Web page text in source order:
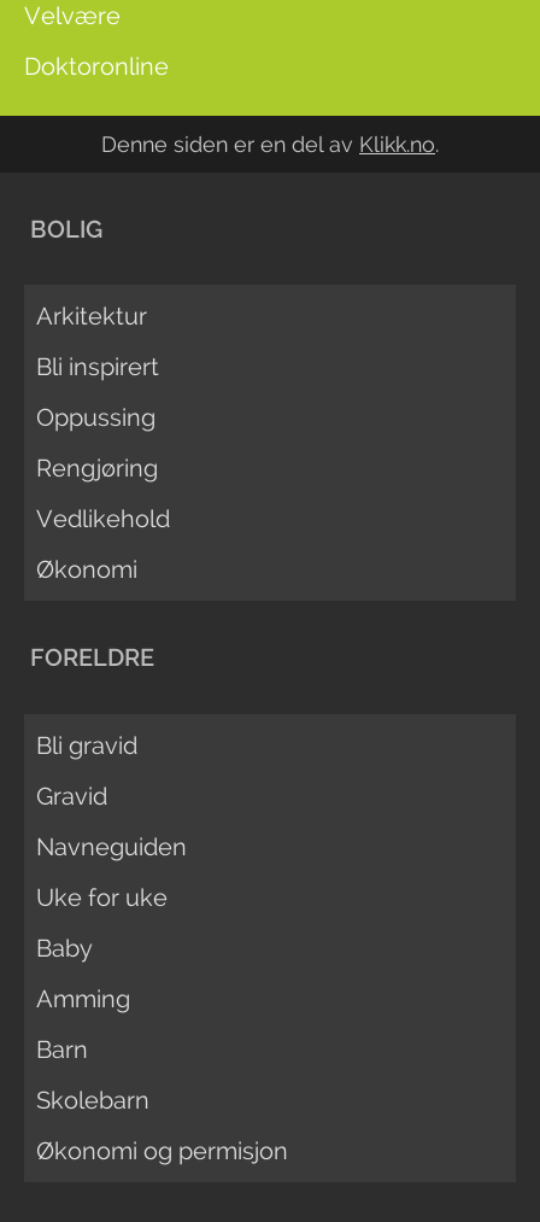
Velvære
Doktoronline
Denne siden er en del av Klikk.no.
BOLIG
Arkitektur
Bli inspirert
Oppussing
Rengjøring
Vedlikehold
Økonomi
FORELDRE
Bli gravid
Gravid
Navneguiden
Uke for uke
Baby
Amming
Barn
Skolebarn
Økonomi og permisjon